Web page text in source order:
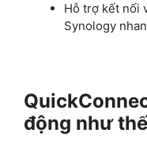
Hỗ trợ kết nối
Synology
động như